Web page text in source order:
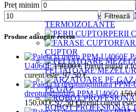
PALETE BAGAT PIZZA
TERMOIZOLANTE
PERII
CUPTOR
FELIATOARE
PE GAZ
ROBOT PROFESIONAL
Preț minim
Filtrează
Produse adaugate recent
U4060F150,00€ Prețul inițial a
curent este: 97,50 €.
dreptunghiulara PPM-U4060
150,00 €.97,50€Prețul curent